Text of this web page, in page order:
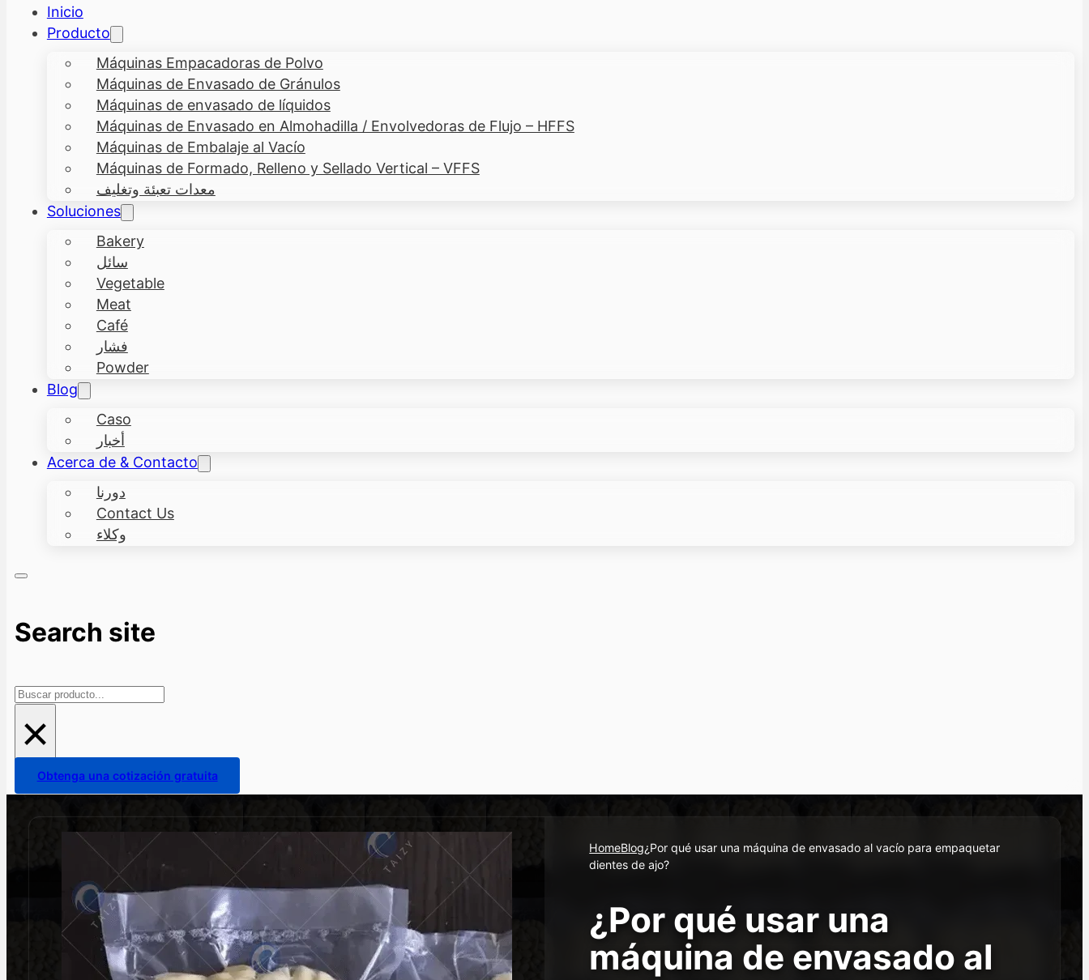
Inicio
Producto
Máquinas Empacadoras de Polvo
Máquinas de Envasado de Gránulos
Máquinas de envasado de líquidos
Máquinas de Envasado en Almohadilla / Envolvedoras de Flujo – HFFS
Máquinas de Embalaje al Vacío
Máquinas de Formado, Relleno y Sellado Vertical – VFFS
معدات تعبئة وتغليف
Soluciones
Bakery
سائل
Vegetable
Meat
Café
فشار
Powder
Blog
Caso
أخبار
Acerca de & Contacto
دورنا
Contact Us
وكلاء
Search site
Search
×
Obtenga una cotización gratuita
HomeBlog¿Por qué usar una máquina de envasado al vacío para empaquetar
dientes de ajo?
¿Por qué usar una
máquina de envasado al